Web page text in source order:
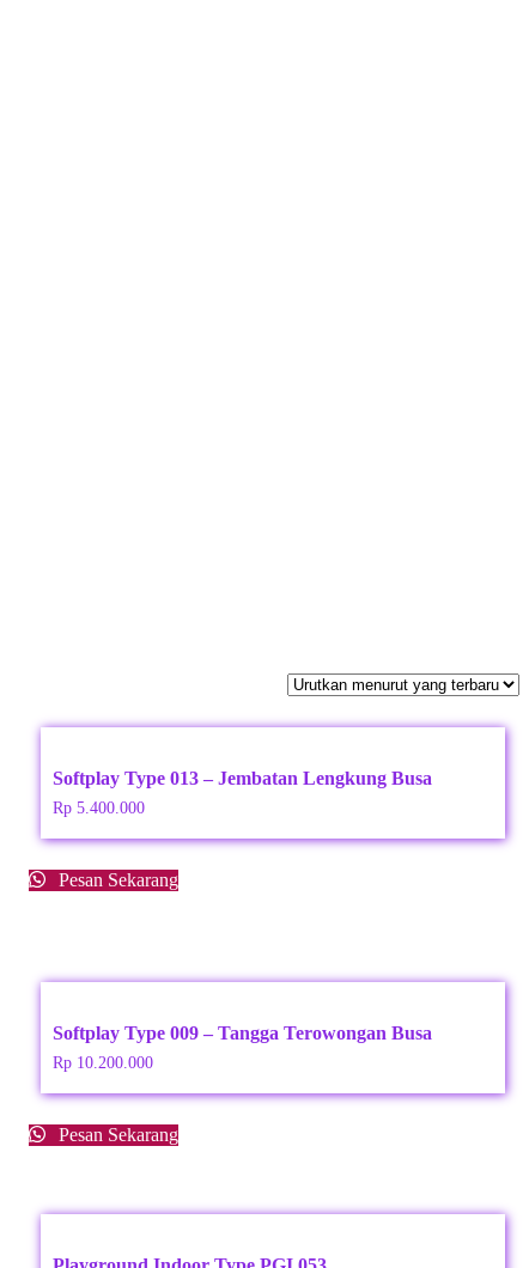
Softplay Type 013 – Jembatan Lengkung Busa
Rp5.400.000
Pesan Sekarang
Softplay Type 009 – Tangga Terowongan Busa
Rp10.200.000
Pesan Sekarang